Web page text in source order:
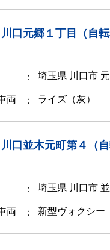
口元郷１丁目（自転
埼玉県 川口市
両 ライズ（灰）
口並木元町第４（自
埼玉県 川口市
両 新型ヴォクシー